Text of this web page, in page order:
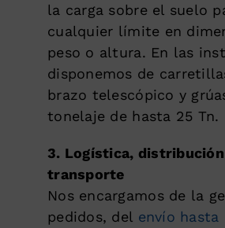
la carga sobre el suelo
cualquier límite en
peso o altura. En las
disponemos de
brazo telescópico y
tonelaje de hasta 25 Tn.
3. Logística,
transporte
Nos encargamos de la
pedidos, del envío hasta